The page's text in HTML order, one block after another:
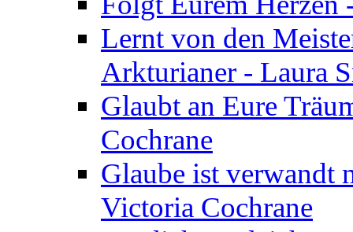
Lernt von den
Arkturianer - Laura
Glaubt an Eure
Cochrane
Glaube ist verwandt
Victoria Cochrane